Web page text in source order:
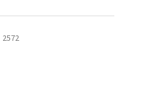
2572